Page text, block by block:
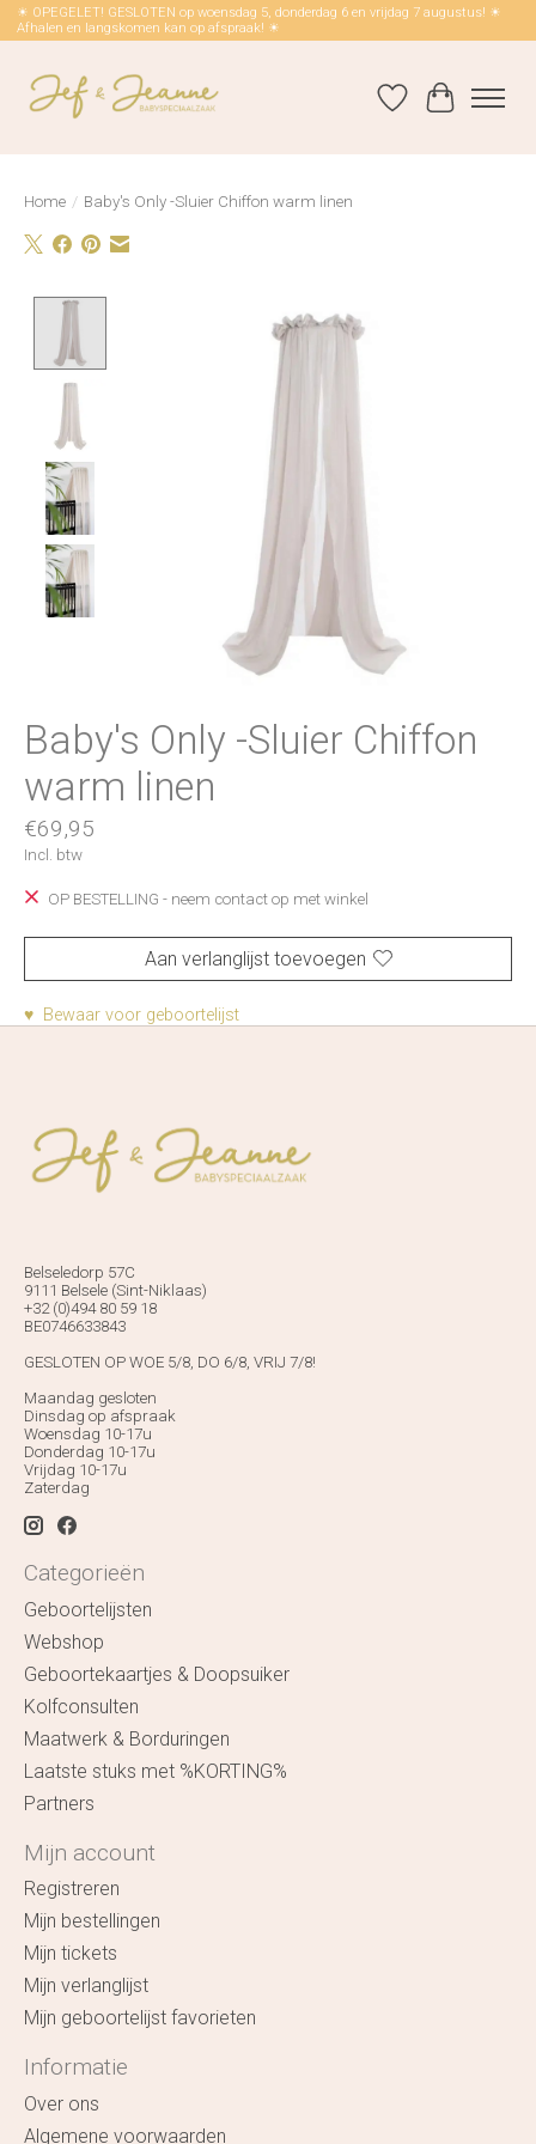
☀ OPEGELET! GESLOTEN op woensdag 5, donderdag 6 en vrijdag 7 augustus! ☀
Afhalen en langskomen kan op afspraak! ☀
Verlanglijst
Home / Baby's Only -Sluier Chiffon warm linen
Product image slideshow Items
Baby's Only -Sluier Chiffon
warm linen
€69,95
Incl. btw
OP BESTELLING - neem contact op met winkel
Aan verlanglijst toevoegen
♥ Bewaar voor geboortelijst
Belseledorp 57C
9111 Belsele (Sint-Niklaas)
+32 (0)494 80 59 18
BE0746633843
GESLOTEN OP WOE 5/8, DO 6/8, VRIJ 7/8!
Maandag gesloten
Dinsdag op afspraak
Woensdag 10-17u
Donderdag 10-17u
Vrijdag 10-17u
Zaterdag
Categorieën
Geboortelijsten
Webshop
Geboortekaartjes & Doopsuiker
Kolfconsulten
Maatwerk & Borduringen
Laatste stuks met %KORTING%
Partners
Mijn account
Registreren
Mijn bestellingen
Mijn tickets
Mijn verlanglijst
Mijn geboortelijst favorieten
Informatie
Over ons
Algemene voorwaarden